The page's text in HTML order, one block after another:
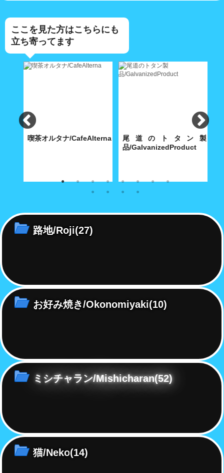
ここを見た方はこちらにも
立ち寄ってます
喫茶オルタナ/CafeAlterna
八坂神社に通じる築島(明神)小
尾道のトタン製
品/GalvanizedProduct
内海製作所(大正9年創業)が今
ン・グッズ
路地/Roji(27)
お好み焼き/Okonomiyaki(10)
ミシチャラン/Mishicharan(52)
猫/Neko(14)